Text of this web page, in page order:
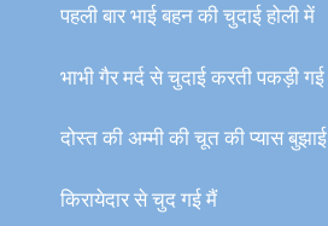
पहली बार भाई बहन की चुदाई होली में
भाभी गैर मर्द से चुदाई करती पकड़ी गई
दोस्त की अम्मी की चूत की प्यास बुझाई
किरायेदार से चुद गई मैं